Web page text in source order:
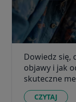
Dowiedz się,
objawy i jak
skuteczne
CZYTAJ